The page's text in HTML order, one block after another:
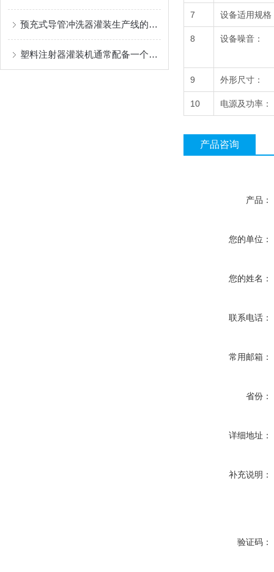
预充式导管冲洗器灌装生产线的性能特点
塑料注射器灌装机通常配备一个自动化控制系统
7 设备适用规格
8 设备噪音：
9 外形尺寸：
10 电源及功率：
产品咨询
产品：
您的单位：
您的姓名：
联系电话：
常用邮箱：
省份：
详细地址：
补充说明：
验证码：